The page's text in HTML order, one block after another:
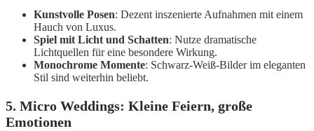
Kunstvolle Posen: Dezent inszenierte Aufnahmen mit einem
Hauch von Luxus.
Spiel mit Licht und Schatten: Nutze dramatische
Lichtquellen für eine besondere Wirkung.
Monochrome Momente: Schwarz-Weiß-Bilder im eleganten
Stil sind weiterhin beliebt.
5. Micro Weddings: Kleine Feiern, große
Emotionen